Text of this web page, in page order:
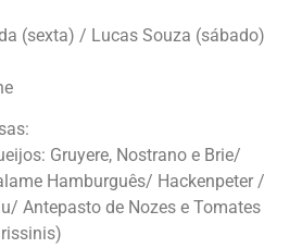
(sexta) / Lucas Souza (sábado)
Gruyere, Nostrano e Brie/
Hamburguês/ Hackenpeter /
Antepasto de Nozes e Tomates